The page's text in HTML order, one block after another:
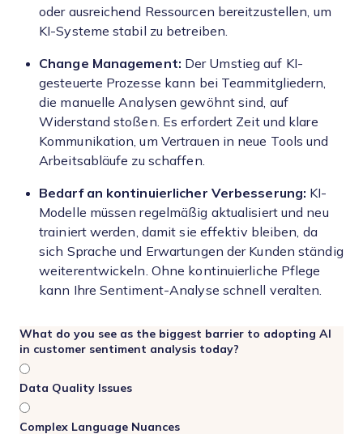
oder ausreichend Ressourcen bereitzustellen, um
KI-Systeme stabil zu betreiben.
Change Management: Der Umstieg auf KI-
gesteuerte Prozesse kann bei Teammitgliedern,
die manuelle Analysen gewöhnt sind, auf
Widerstand stoßen. Es erfordert Zeit und klare
Kommunikation, um Vertrauen in neue Tools und
Arbeitsabläufe zu schaffen.
Bedarf an kontinuierlicher Verbesserung: KI-
Modelle müssen regelmäßig aktualisiert und neu
trainiert werden, damit sie effektiv bleiben, da
sich Sprache und Erwartungen der Kunden ständig
weiterentwickeln. Ohne kontinuierliche Pflege
kann Ihre Sentiment-Analyse schnell veralten.
What do you see as the biggest barrier to adopting AI
in customer sentiment analysis today?
Data Quality Issues
Complex Language Nuances